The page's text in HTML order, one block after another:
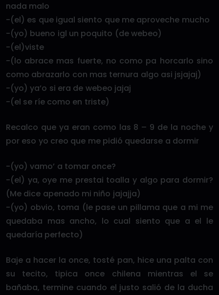
nada malo
-(el) es que igual siento que me aproveche mucho
-(yo) bueno igl un poquito (de webeo)
-(el)viste
-(lo abrace mas fuerte, no como pa horcarlo sino
como abrazarlo con mas ternura algo asi jsjajaj)
-(yo) ya’o si era de webeo jajaj
-(el se ríe como en triste)
Recalco que ya eran como las 8 – 9 de la noche y
por eso yo creo que me pidió quedarse a dormir
-(yo) vamo’ a tomar once?
-(el) ya, oye me prestai toalla y algo para dormir?
(Me dice apenado mi niño jajajja)
-(yo) obvio, toma (le pase un pillama que a mi me
quedaba mas ancho, lo cual siento que a el le
quedaría perfecto)
Baje a hacer la once, tosté pan, hice una palta con
su tecito, tipica once chilena mientras el se
bañaba, termine cuando el justo salió de la ducha